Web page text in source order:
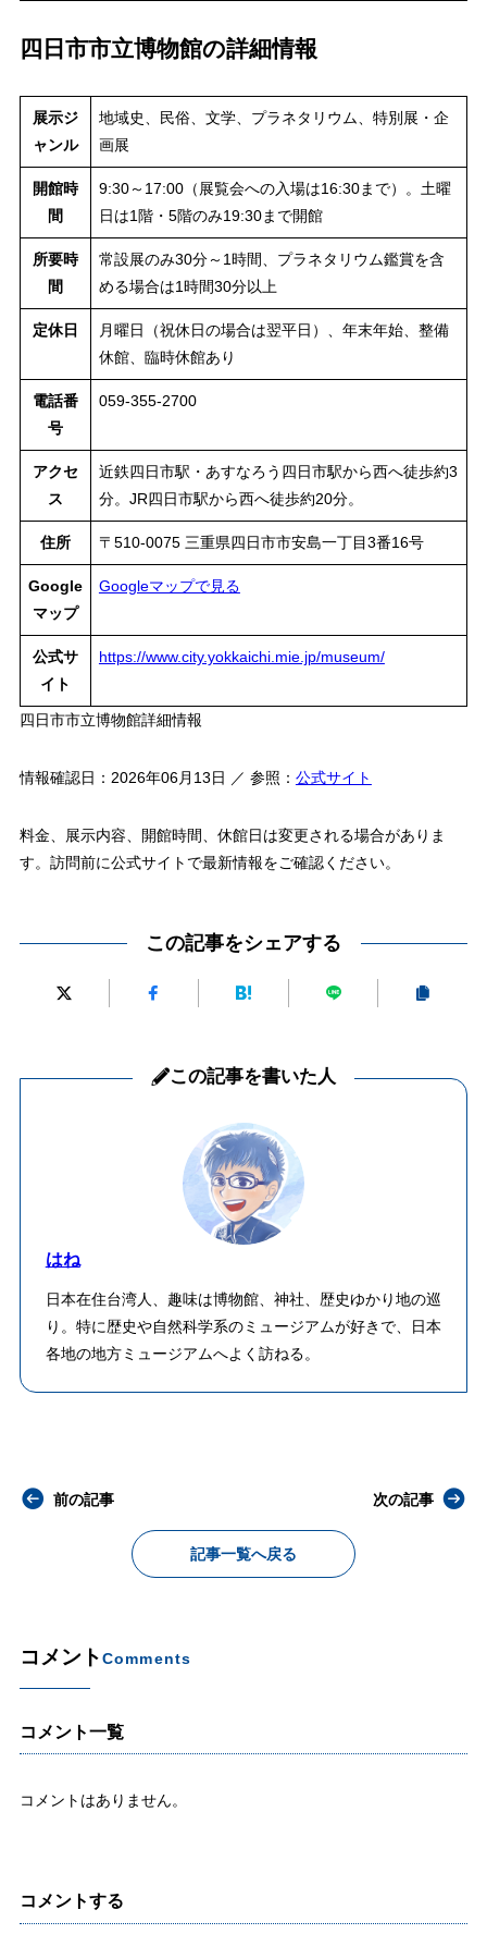
四日市市立博物館の詳細情報
展示ジ
ャンル
地域史、民俗、文学、プラネタリウム、特別展・企
画展
開館時
間
9:30～17:00（展覧会への入場は16:30まで）。土曜
日は1階・5階のみ19:30まで開館
所要時
間
常設展のみ30分～1時間、プラネタリウム鑑賞を含
める場合は1時間30分以上
定休日
月曜日（祝休日の場合は翌平日）、年末年始、整備
休館、臨時休館あり
電話番
号
059-355-2700
アクセ
ス
近鉄四日市駅・あすなろう四日市駅から西へ徒歩約3
分。JR四日市駅から西へ徒歩約20分。
住所 〒510-0075 三重県四日市市安島一丁目3番16号
Google
マップ
Googleマップで見る
公式サ
イト
https://www.city.yokkaichi.mie.jp/museum/
四日市市立博物館詳細情報
情報確認日：2026年06月13日 ／ 参照： 公式サイト
料金、展示内容、開館時間、休館日は変更される場合がありま
す。訪問前に公式サイトで最新情報をご確認ください。
この記事をシェアする
この記事を書いた人
はね
日本在住台湾人、趣味は博物館、神社、歴史ゆかり地の巡
り。特に歴史や自然科学系のミュージアムが好きで、日本
各地の地方ミュージアムへよく訪ねる。
前の記事
記事一覧へ戻る
次の記事
コメントComments
コメント一覧
コメントはありません。
コメントする